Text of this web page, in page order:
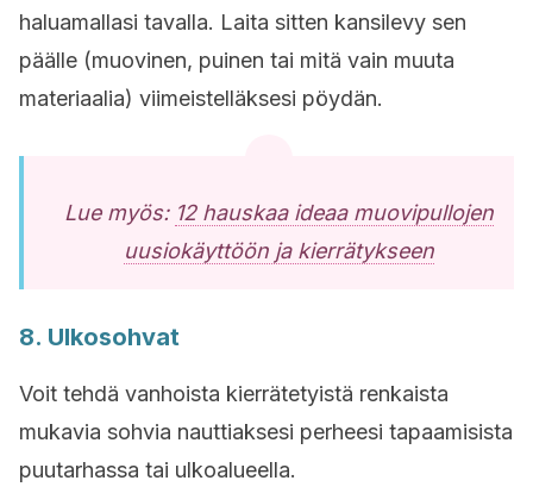
haluamallasi tavalla. Laita sitten kansilevy sen
päälle (muovinen, puinen tai mitä vain muuta
materiaalia) viimeistelläksesi pöydän.
Lue myös: 12 hauskaa ideaa muovipullojen
uusiokäyttöön ja kierrätykseen
8. Ulkosohvat
Voit tehdä vanhoista kierrätetyistä renkaista
mukavia sohvia nauttiaksesi perheesi tapaamisista
puutarhassa tai ulkoalueella.